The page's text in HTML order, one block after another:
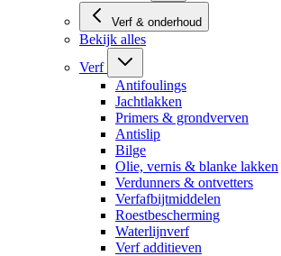
Verf & onderhoud
Bekijk alles
Verf
Antifoulings
Jachtlakken
Primers & grondverven
Antislip
Bilge
Olie, vernis & blanke lakken
Verdunners & ontvetters
Verfafbijtmiddelen
Roestbescherming
Waterlijnverf
Verf additieven